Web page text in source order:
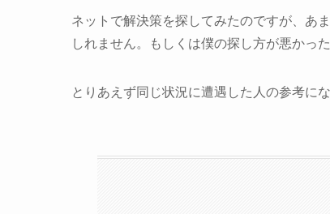
ネットで解決策を探してみたのですが、あ
しれません。もしくは僕の探し方が悪かった
とりあえず同じ状況に遭遇した人の参考に